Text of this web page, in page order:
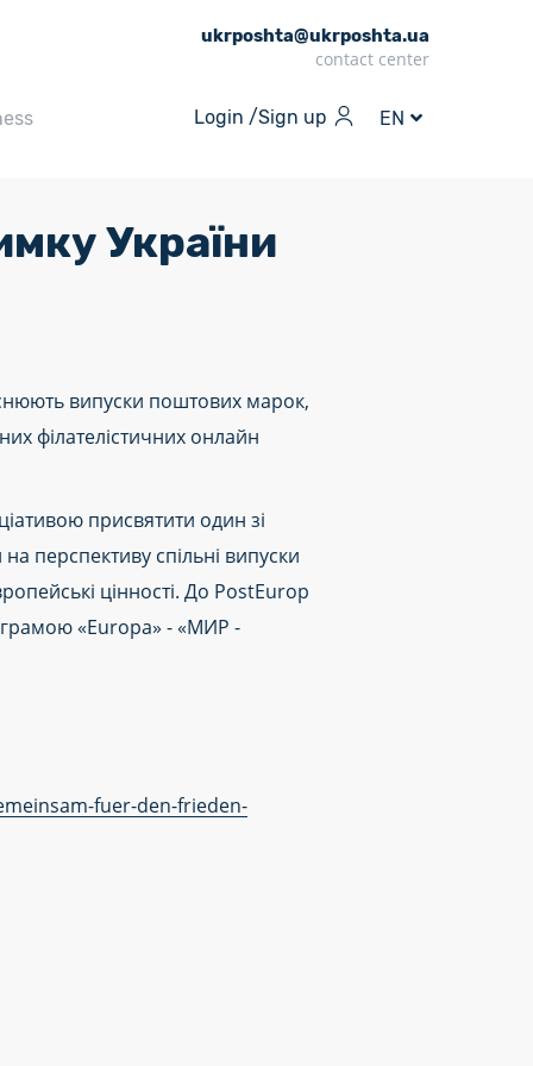
ukrposhta@ukrposhta.ua
contact center
Login /Sign up EN
України
випуски поштових марок,
філателістичних онлайн
присвятити один зі
на перспективу спільні випуски
цінності. До PostEurop
«Europa» - «МИР -
fuer-den-frieden-